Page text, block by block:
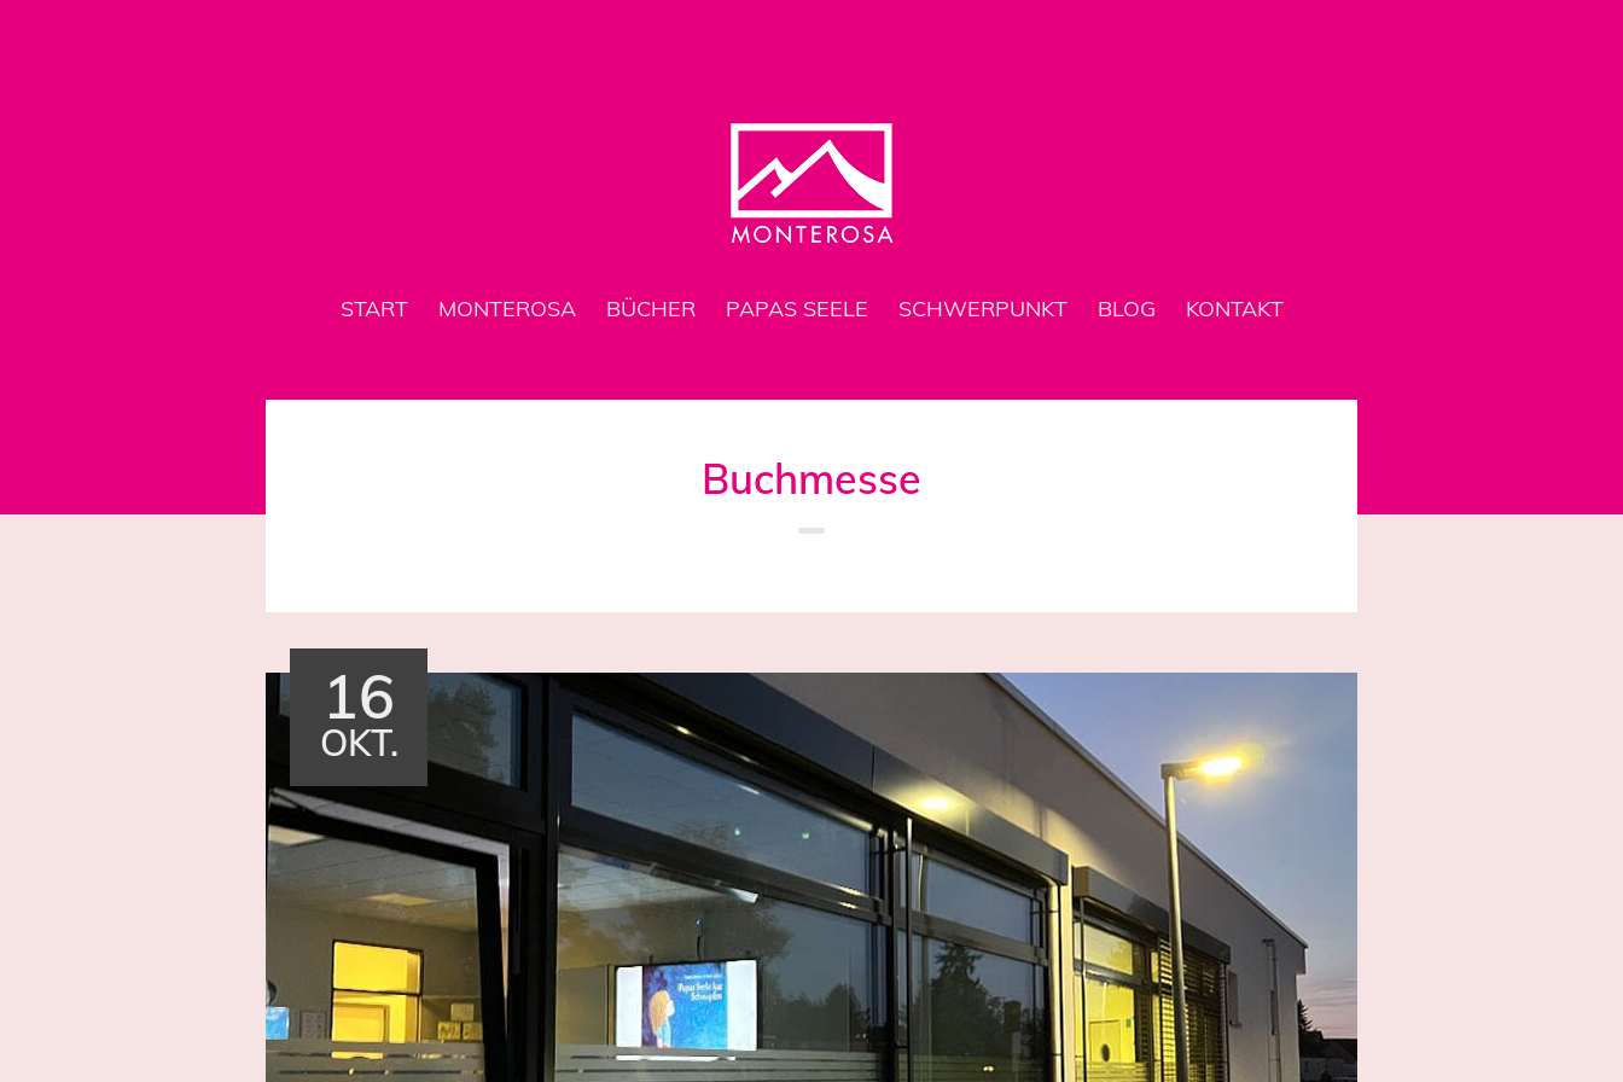
START MONTEROSA BÜCHER PAPAS SEELE SCHWERPUNKT BLOG KONTAKT
Buchmesse
16
OKT.